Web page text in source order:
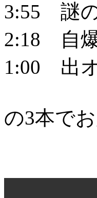
3:55 謎
2:18 自
1:00 出
の3本で